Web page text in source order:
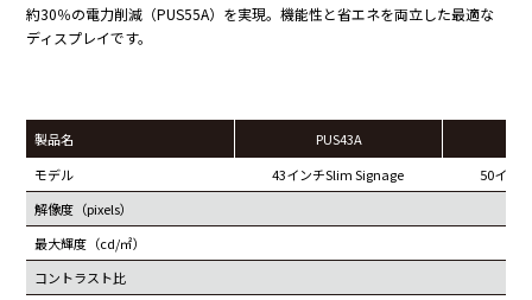
約30％の電力削減（PUS55A）を実現。機能性と省エネを両立した最適な
ディスプレイです。
製品名 PUS43A
モデル
43インチSlim Signage
50イン
解像度（pixels）
最大輝度（cd/㎡）
コントラスト比